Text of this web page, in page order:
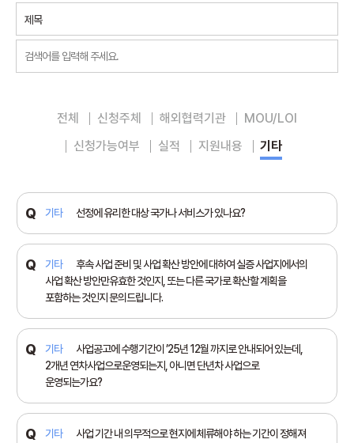
전체 신청주체 해외협력기관
MOU/LOI
신청가능여부
실적 지원내용 기타
기타 선정에 유리한 대상 국가나 서비스가 있나요?
기타
후속 사업 준비 및 사업 확산 방안에 대하여 실증 사업지에서의
사업 확산 방안만유효한 것인지, 또는 다른 국가로 확산할 계획을
포함하는 것인지 문의드립니다.
기타
사업공고에 수행기간이 ’25년 12월 까지로 안내되어 있는데,
2개년 연차사업으로운영되는지, 아니면 단년차 사업으로
운영되는가요?
기타
사업 기간 내 의무적으로 현지에 체류해야 하는 기간이 정해져